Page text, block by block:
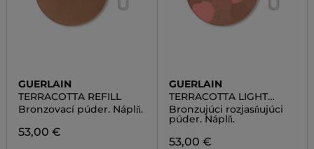
GUERLAIN
TERRACOTTA REFILL
Bronzovací púder. Náplň.
53,00 €
GUERLAIN
TERRACOTTA LIGHT
REFILL
Bronzujúci rozjasňujúci
púder. Náplň.
53,00 €